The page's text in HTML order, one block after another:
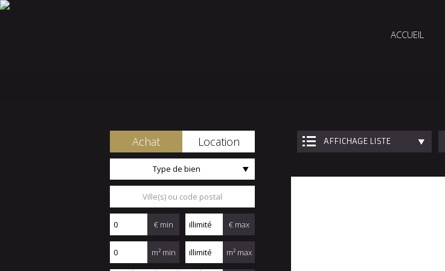
ACCUEIL
Achat Location
Type de bien
€ min € max
m² min m² max
AFFICHAGE LISTE